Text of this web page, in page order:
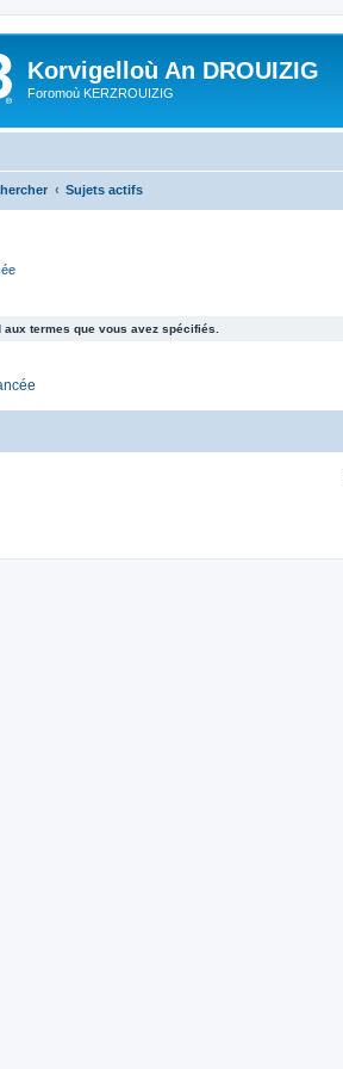
Korvigelloù An DROUIZIG
Foromoù KERZROUIZIG
Sujets actifs
termes que vous avez spécifiés.